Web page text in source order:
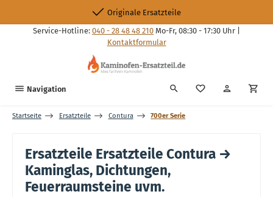
Originale Ersatzteile
Service-Hotline: 040 - 28 48 48 210 Mo-Fr, 08:30 - 17:30 Uhr |
Kontaktformular
Navigation Du hast 0
Startseite Ersatzteile Contura 700er Serie
Ersatzteile Ersatzteile Contura →
Kaminglas, Dichtungen,
Feuerraumsteine uvm.